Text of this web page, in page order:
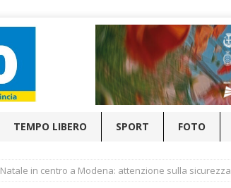
TEMPO LIBERO SPORT FOTO
Natale in centro a Modena: attenzione sulla sicurezza